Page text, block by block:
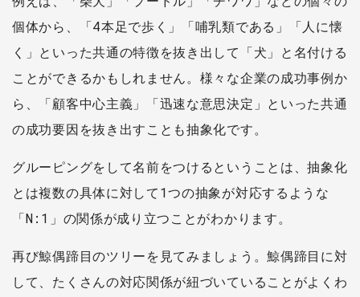
個体から、「4本足で歩く」「哺乳類である」「人に懐
く」といった共通の特徴を抜き出して「犬」と名付ける
ことができるかもしれません。様々な企業の成功事例か
ら、「顧客中心主義」「迅速な意思決定」といった共通
の成功要因を抜き出すことも抽象化です。
グルーピングをして名前をつけるということは、抽象化
とは複数の具体に対して1つの抽象が対応するような
「N:1」の関係が成り立つことがわかります。
再び鯨偶蹄目のツリーを見てみましょう。鯨偶蹄目に対
して、たくさんの対応関係が紐づいていることがよくわ